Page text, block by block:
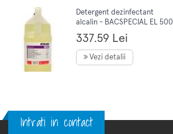
Detergent dezinfectant
alcalin - BACSPECIAL EL 500
5L
337.59 Lei
Vezi detalii
Intrati in contact